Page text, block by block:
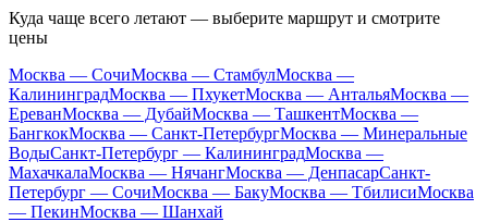
Куда чаще всего летают — выберите маршрут и смотрите
цены
Москва — СочиМосква — СтамбулМосква —
КалининградМосква — ПхукетМосква — АнтальяМосква —
ЕреванМосква — ДубайМосква — ТашкентМосква —
БангкокМосква — Санкт-ПетербургМосква — Минеральные
ВодыСанкт-Петербург — КалининградМосква —
МахачкалаМосква — НячангМосква — ДенпасарСанкт-
Петербург — СочиМосква — БакуМосква — ТбилисиМосква
— ПекинМосква — Шанхай